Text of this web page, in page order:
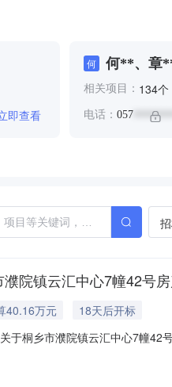
即查看
何 何**、章
相关项目： 134个
电话： 057
院镇云汇中心7幢42号
40.16万元
18天后开标
于桐乡市濮院镇云汇中心7幢
：桐乡市濮院镇云汇中心7幢